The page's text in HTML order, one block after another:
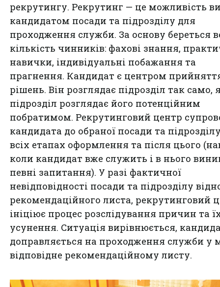
рекрутингу. Рекрутинг — це можливість
кандидатом посади та підрозділу для
проходження служби. За основу береться
кількість чинників: фахові знання,
навички, індивідуальні побажання та
прагнення. Кандидат є центром
рішень. Він розглядає підрозділ так само,
підрозділ розглядає його потенційним
побратимом. Рекрутинговий центр
кандидата до обраної посади та
всіх етапах оформлення та після цього
коли кандидат вже служить і в нього
певні запитання). У разі фактичної
невідповідності посади та підрозділу
рекомендаційного листа, рекрутинговий
ініціює процес розслідування причин та
усунення. Ситуація вирівнюється,
доправляється на проходження служби у
відповідне рекомендаційному листу.